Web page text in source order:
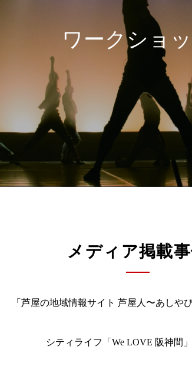
ワークショ
メディア掲載事
「芦屋の地域情報サイト 芦屋人〜あしや
シティライフ「We LOVE 阪神間